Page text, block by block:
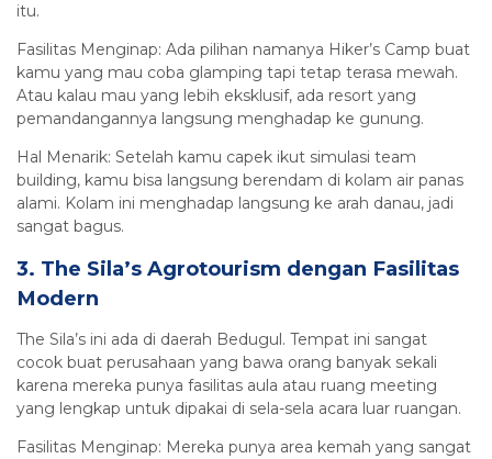
itu.
Fasilitas Menginap: Ada pilihan namanya Hiker’s Camp buat
kamu yang mau coba glamping tapi tetap terasa mewah.
Atau kalau mau yang lebih eksklusif, ada resort yang
pemandangannya langsung menghadap ke gunung.
Hal Menarik: Setelah kamu capek ikut simulasi team
building, kamu bisa langsung berendam di kolam air panas
alami. Kolam ini menghadap langsung ke arah danau, jadi
sangat bagus.
3. The Sila’s Agrotourism dengan Fasilitas
Modern
The Sila’s ini ada di daerah Bedugul. Tempat ini sangat
cocok buat perusahaan yang bawa orang banyak sekali
karena mereka punya fasilitas aula atau ruang meeting
yang lengkap untuk dipakai di sela-sela acara luar ruangan.
Fasilitas Menginap: Mereka punya area kemah yang sangat